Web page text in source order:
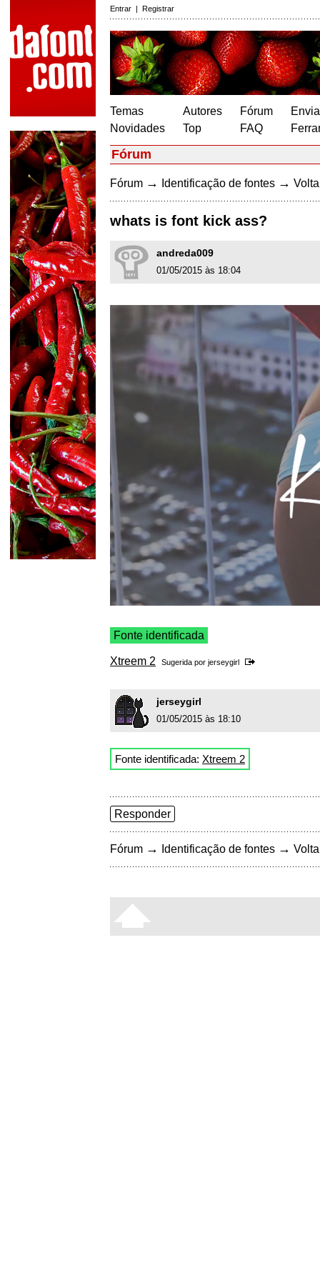
Entrar | Registrar
Temas
Novidades
Autores
Top
Fórum
FAQ
Fórum
Fórum → Identificação de fontes →
whats is font kick ass?
andreda009
01/05/2015 às 18:04
Fonte identificada
Xtreem 2 Sugerida por jerseygirl
jerseygirl
01/05/2015 às 18:10
Fonte identificada: Xtreem 2
Responder
Fórum → Identificação de fontes →